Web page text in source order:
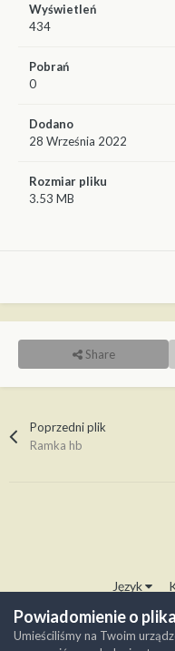
Wyświetleń
434
Pobrań
0
Dodano
28 Września 2022
Rozmiar pliku
3.53 MB
Share
Poprzedni plik
Ramka hb
Język
Powered
Powiadomienie o
Umieściliśmy na Twoim